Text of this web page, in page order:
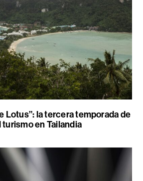
Lotus”: la tercera temporada de
en Tailandia